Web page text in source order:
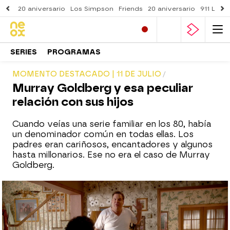
20 aniversario Los Simpson Friends 20 aniversario 911
SERIES PROGRAMAS
MOMENTO DESTACADO | 11 DE JULIO
Murray Goldberg y esa peculiar
relación con sus hijos
Cuando veías una serie familiar en los 80, había
un denominador común en todas ellas. Los
padres eran cariñosos, encantadores y algunos
hasta millonarios. Ese no era el caso de Murray
Goldberg.